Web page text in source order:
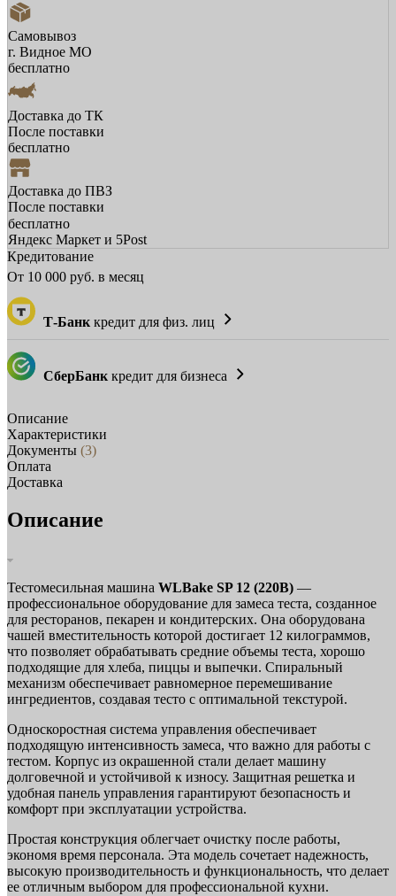
Самовывоз
г. Видное МО
бесплатно
Доставка до ТК
После поставки
бесплатно
Доставка до ПВЗ
После поставки
бесплатно
Яндекс Маркет и 5Post
Кредитование
От 10 000 руб. в месяц
Т-Банк кредит для физ. лиц
СберБанк кредит для бизнеса
Описание
Характеристики
Документы (3)
Оплата
Доставка
Описание
Тестомесильная машина WLBake SP 12 (220В) —
профессиональное оборудование для замеса теста, созданное
для ресторанов, пекарен и кондитерских. Она оборудована
чашей вместительность которой достигает 12 килограммов,
что позволяет обрабатывать средние объемы теста, хорошо
подходящие для хлеба, пиццы и выпечки. Спиральный
механизм обеспечивает равномерное перемешивание
ингредиентов, создавая тесто с оптимальной текстурой.
Односкоростная система управления обеспечивает
подходящую интенсивность замеса, что важно для работы с
тестом. Корпус из окрашенной стали делает машину
долговечной и устойчивой к износу. Защитная решетка и
удобная панель управления гарантируют безопасность и
комфорт при эксплуатации устройства.
Простая конструкция облегчает очистку после работы,
экономя время персонала. Эта модель сочетает надежность,
высокую производительность и функциональность, что делает
ее отличным выбором для профессиональной кухни.